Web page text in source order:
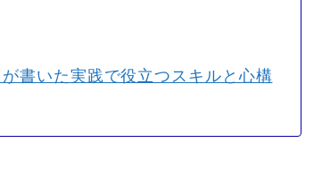
書いた実践で役立つスキルと心構